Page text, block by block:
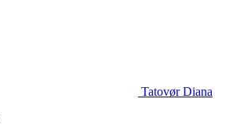
Tatovør Diana